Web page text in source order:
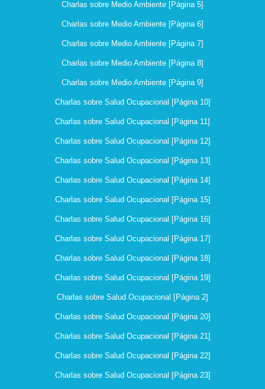
Charlas sobre Medio Ambiente [Página 5]
Charlas sobre Medio Ambiente [Página 6]
Charlas sobre Medio Ambiente [Página 7]
Charlas sobre Medio Ambiente [Página 8]
Charlas sobre Medio Ambiente [Página 9]
Charlas sobre Salud Ocupacional [Página 10]
Charlas sobre Salud Ocupacional [Página 11]
Charlas sobre Salud Ocupacional [Página 12]
Charlas sobre Salud Ocupacional [Página 13]
Charlas sobre Salud Ocupacional [Página 14]
Charlas sobre Salud Ocupacional [Página 15]
Charlas sobre Salud Ocupacional [Página 16]
Charlas sobre Salud Ocupacional [Página 17]
Charlas sobre Salud Ocupacional [Página 18]
Charlas sobre Salud Ocupacional [Página 19]
Charlas sobre Salud Ocupacional [Página 2]
Charlas sobre Salud Ocupacional [Página 20]
Charlas sobre Salud Ocupacional [Página 21]
Charlas sobre Salud Ocupacional [Página 22]
Charlas sobre Salud Ocupacional [Página 23]